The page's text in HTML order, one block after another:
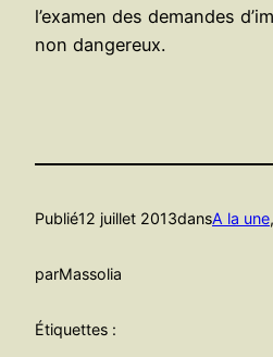
l’examen des demandes
non dangereux.
Publié12 juillet 2013dansA la une,
parMassolia
Étiquettes :